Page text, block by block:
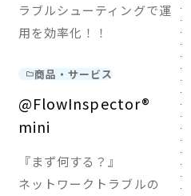
ラブルシューティングで運
用を効率化！！
商品・サービス
@FlowInspector®
mini
『まず何する？』
ネットワークトラブルの